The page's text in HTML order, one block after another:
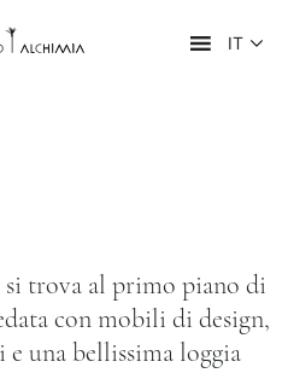
IT
si trova al primo piano di
con mobili di design,
una bellissima loggia